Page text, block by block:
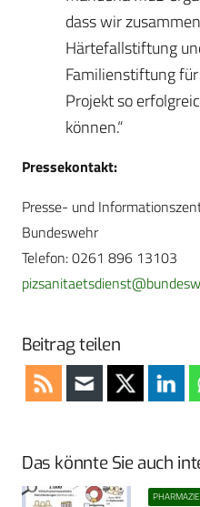
dass wir
Härtefallstiftung
Familienstiftung
Projekt so
können.“
Pressekontakt:
Presse- und
Bundeswehr
Telefon: 0261 896 13103
Beitrag teilen
Das könnte Sie auch
PHARMAZIE